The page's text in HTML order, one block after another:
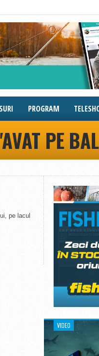
PROGRAM
PE
pe lacul
VIDEO